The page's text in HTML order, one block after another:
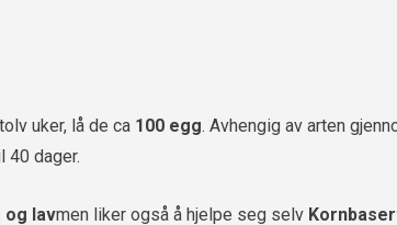
uker, lå de ca 100 egg. Avhengig av arten
40 dager.
lavmen liker også å hjelpe seg selv